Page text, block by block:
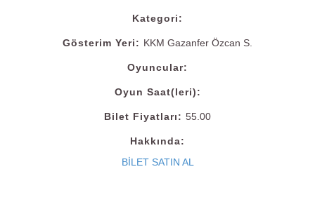
Kategori:
Gösterim Yeri: KKM Gazanfer Özcan S.
Oyuncular:
Oyun Saat(leri):
Bilet Fiyatları: 55.00
Hakkında:
BİLET SATIN AL